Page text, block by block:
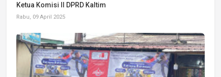
Ketua Komisi II DPRD Kaltim
Rabu, 09 April 2025